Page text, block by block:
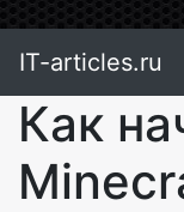
IT-articles.ru
Как